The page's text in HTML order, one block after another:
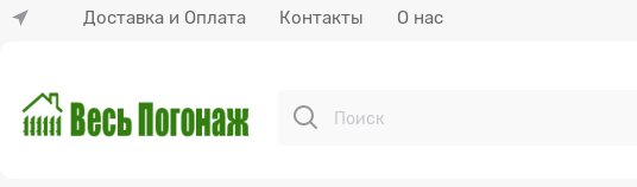
Доставка и Оплата Контакты О нас